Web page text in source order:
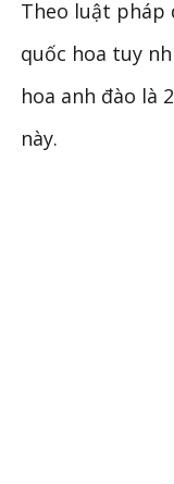
Theo luật pháp
quốc hoa tuy
hoa anh đào là
này.